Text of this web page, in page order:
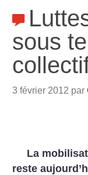
sous
3 février 2012 par
La
reste